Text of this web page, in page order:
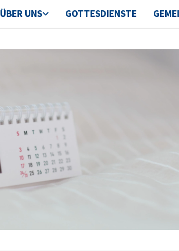
ÜBER UNS GOTTESDIENSTE